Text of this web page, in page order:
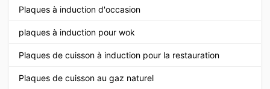
Plaques à induction d'occasion
plaques à induction pour wok
Plaques de cuisson à induction pour la restauration
Plaques de cuisson au gaz naturel